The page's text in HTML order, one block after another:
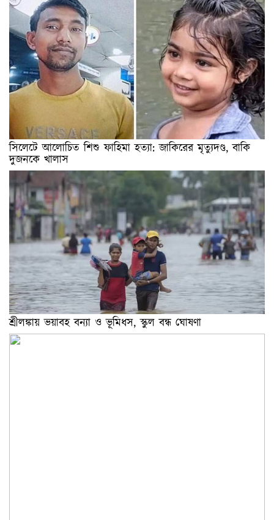
সিলেটে আলোচিত শিশু ফাহিমা হত্যা: জাকিরের মৃত্যুদণ্ড, বাকি
দুজনকে খালাস
শ্রীলঙ্কায় ভয়াবহ বন্যা ও ভূমিধস, স্কুল বন্ধ ঘোষণা